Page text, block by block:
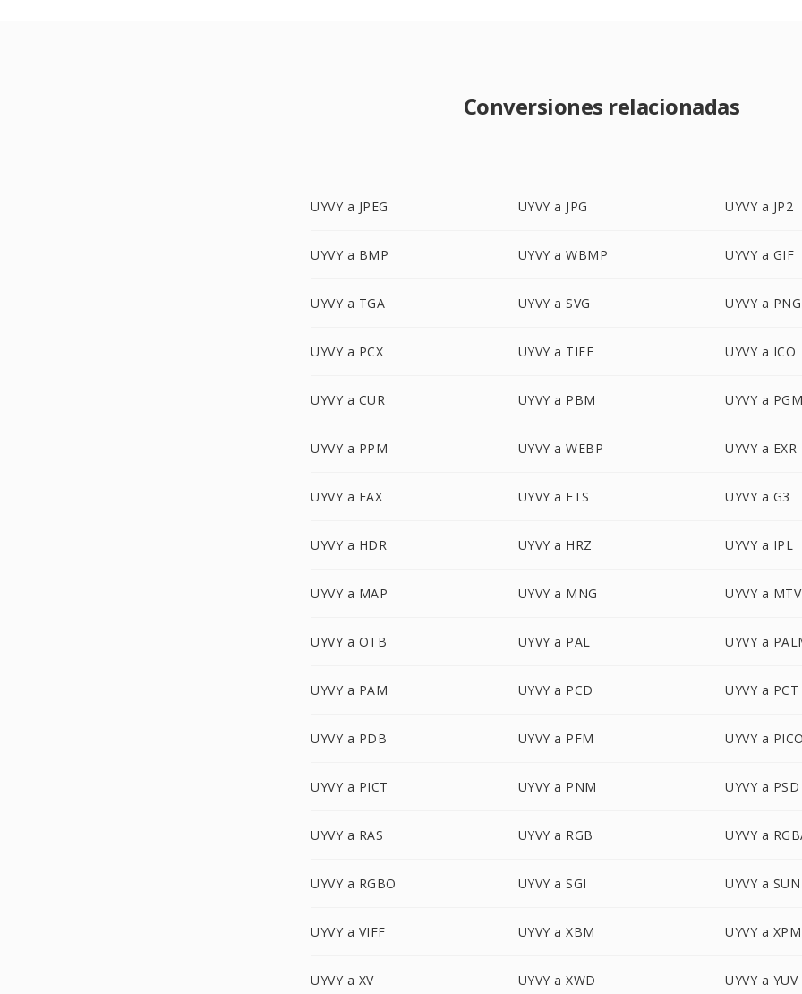
Conversiones relacionadas
UYVY a JPEG UYVY a JPG UYVY a JP2
UYVY a BMP UYVY a WBMP UYVY a GIF
UYVY a TGA UYVY a SVG UYVY a PNG
UYVY a PCX UYVY a TIFF UYVY a ICO
UYVY a CUR UYVY a PBM UYVY a
UYVY a PPM UYVY a WEBP UYVY a EXR
UYVY a FAX UYVY a FTS UYVY a G3
UYVY a HDR UYVY a HRZ UYVY a IPL
UYVY a MAP UYVY a MNG UYVY a MTV
UYVY a OTB UYVY a PAL UYVY a
UYVY a PAM UYVY a PCD UYVY a PCT
UYVY a PDB UYVY a PFM UYVY a
UYVY a PICT UYVY a PNM UYVY a PSD
UYVY a RAS UYVY a RGB UYVY a
UYVY a RGBO UYVY a SGI UYVY a SUN
UYVY a VIFF UYVY a XBM UYVY a XPM
UYVY a XV UYVY a XWD UYVY a YUV